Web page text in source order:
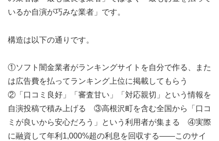
いるか自演が巧みな業者」です。
構造は以下の通りです。
①ソフト闇金業者がランキングサイトを自分で作る、また
は広告費を払ってランキング上位に掲載してもらう
②「口コミ良好」「審査甘い」「対応親切」という情報を
自演投稿で積み上げる ③高根沢町を含む全国から「口コ
ミが良いから安心だろう」という利用者が集まる ④実際
に融資して年利1,000%超の利息を回収する——このサイ